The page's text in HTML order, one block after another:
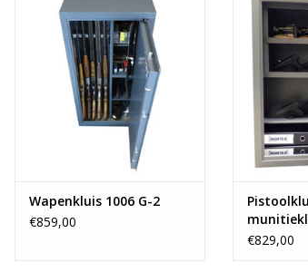
- 125x60 cm
- Ruimte voor 5 geweren
- 1 binnenkluis
- Vanaf 94 kg
TOEVOEGEN AAN WINKELWAGEN
Wapenkluis 1006 G-2
€859,00
- 2
- 1
€829,00